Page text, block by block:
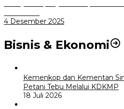
4 Desember 2025
Bisnis & Ekonomi
Kemenkop dan Kementan
Petani Tebu Melalui KDKMP
18 Juli 2026